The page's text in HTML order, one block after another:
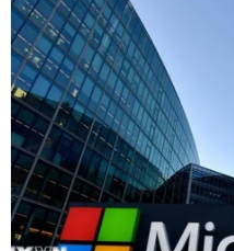
27/05/2020 08:49
Tính từ đầu năm đến
tấn nông sản được
đạt kim ngạch xuất